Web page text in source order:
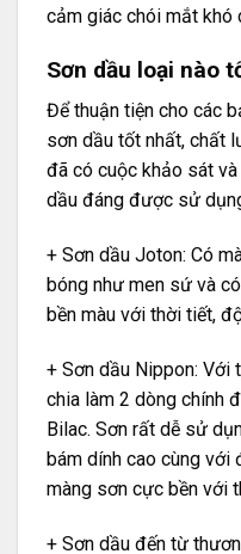
cảm giác chói mắt khó
Sơn dầu loại nào
Để thuận tiện cho các
sơn dầu tốt nhất, chất
đã có cuộc khảo sát
dầu đáng được sử
+ Sơn dầu Joton: Có
bóng như men sứ và
bền màu với thời tiết,
+ Sơn dầu Nippon: Với
chia làm 2 dòng chính
Bilac. Sơn rất dễ sử
bám dính cao cùng với
màng sơn cực bền với
+ Sơn dầu đến từ